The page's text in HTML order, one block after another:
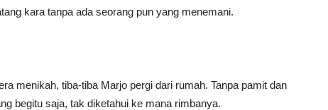
kara tanpa ada seorang pun yang menemani.
menikah, tiba-tiba Marjo pergi dari rumah. Tanpa pamit dan
begitu saja, tak diketahui ke mana rimbanya.